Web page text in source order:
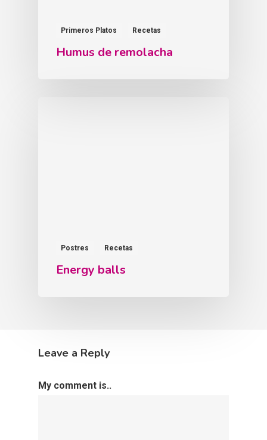
Primeros Platos Recetas
Humus de remolacha
Postres Recetas
Energy balls
Leave a Reply
My comment is..